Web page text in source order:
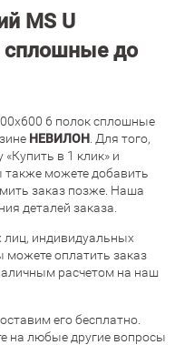
MS U
сплошные до
6 полок сплошные
НЕВИЛОН . Для того,
в 1 клик» и
можете добавить
заказ позже. Наша
деталей заказа.
индивидуальных
можете оплатить заказ
расчетом на наш
его бесплатно.
на любые другие вопросы